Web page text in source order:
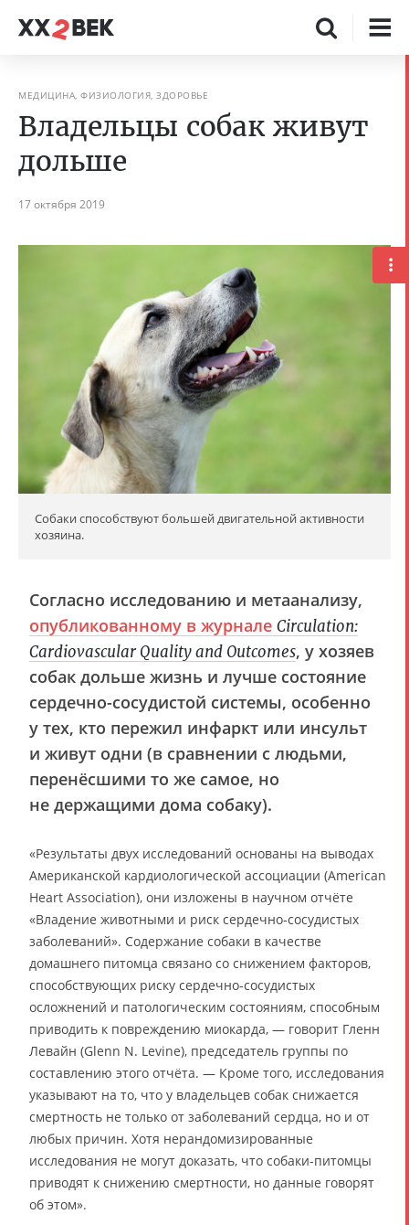
МЕДИЦИНА, ФИЗИОЛОГИЯ, ЗДОРОВЬЕ
Владельцы собак живут
дольше
17 октября 2019
Собаки способствуют большей двигательной активности
хозяина.
Согласно исследованию и метаанализу,
опубликованному в журнале Circulation:
Cardiovascular Quality and Outcomes, у хозяев
собак дольше жизнь и лучше состояние
сердечно-сосудистой системы, особенно
у тех, кто пережил инфаркт или инсульт
и живут одни (в сравнении с людьми,
перенёсшими то же самое, но
не держащими дома собаку).
«Результаты двух исследований основаны на выводах
Американской кардиологической ассоциации (American
Heart Association), они изложены в научном отчёте
«Владение животными и риск сердечно-сосудистых
заболеваний». Содержание собаки в качестве
домашнего питомца связано со снижением факторов,
способствующих риску сердечно-сосудистых
осложнений и патологическим состояниям, способным
приводить к повреждению миокарда, — говорит Гленн
Левайн (Glenn N. Levine), председатель группы по
составлению этого отчёта. — Кроме того, исследования
указывают на то, что у владельцев собак снижается
смертность не только от заболеваний сердца, но и от
любых причин. Хотя нерандомизированные
исследования не могут доказать, что собаки-питомцы
приводят к снижению смертности, но данные говорят
об этом».